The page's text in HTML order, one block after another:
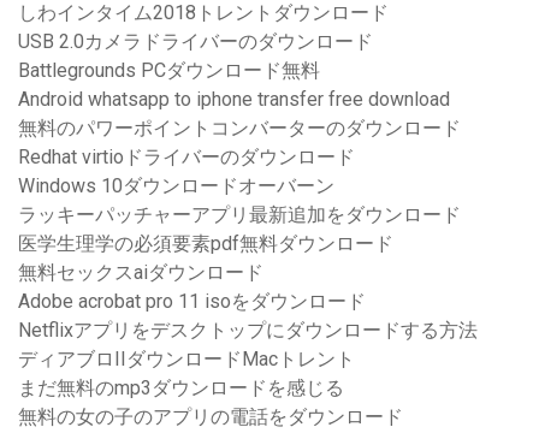
しわインタイム2018トレントダウンロード
USB 2.0カメラドライバーのダウンロード
Battlegrounds PCダウンロード無料
Android whatsapp to iphone transfer free download
無料のパワーポイントコンバーターのダウンロード
Redhat virtioドライバーのダウンロード
Windows 10ダウンロードオーバーン
ラッキーパッチャーアプリ最新追加をダウンロード
医学生理学の必須要素pdf無料ダウンロード
無料セックスaiダウンロード
Adobe acrobat pro 11 isoをダウンロード
Netflixアプリをデスクトップにダウンロードする方法
ディアブロIIダウンロードMacトレント
まだ無料のmp3ダウンロードを感じる
無料の女の子のアプリの電話をダウンロード